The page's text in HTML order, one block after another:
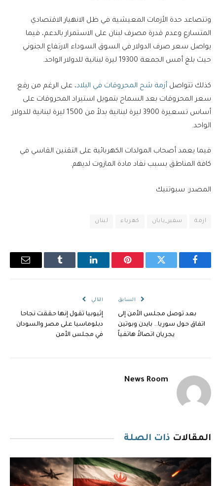
وتتصاعد حدة الأزمات المعيشية في ظل الانهيار الاقتصادي
المتسارع وعدم قدرة مصرف لبنان على الاستمرار بالدعم، فيما
يواصل سعر صرف الدولار في السوق السوداء الارتفاع الجنوني
حيث بلغ أمس الجمعة 19300 ليرة لبنانية للدولار الواحد.
كذلك تتواصل أزمة شح المحروقات في البلاد، على الرغم من رفع
سعر المحروقات بعد السماح بتمويل استيراد المحروقات على
أساس تسعيرة 3900 ليرة لبنانية بدلاً من 1500 ليرة لبنانية للدولار
الواحد.
فيما يعمد أصحاب المولدات الكهربائية على التقنين القاسي في
كافة المناطق بسبب نفاد مادة المازوت لديهم.
المصدر: سبوتنيك
ازمة سفير_يابان كهرباء لبنان
فيسبوك تويتر بينتيريستلينكدإن Tumblr
البريد
السابق
بعد توصل مجلس الأمن إلى
اتفاق حول سوريا.. بايدن وبوتين
يجريان اتصالاً هاتفياً
التالي
إثيوبيا تقول إنها حققت نجاحا
دبلوماسيا على مصر والسودان
في مجلس الأمن
News Room
المقالات ذات الصلة